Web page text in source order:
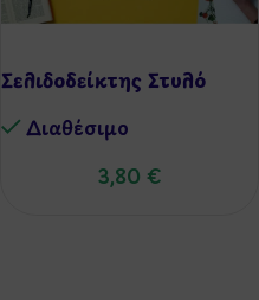
Σελιδοδείκτης Στυλό
Διαθέσιμo
3,80 €